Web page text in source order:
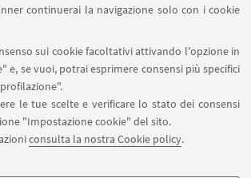
continuerai la navigazione solo con i cookie
sui cookie facoltativi attivando l'opzione in
e, se vuoi, potrai esprimere consensi più specifici
le tue scelte e verificare lo stato dei consensi
"Impostazione cookie" del sito.
consulta la nostra Cookie policy.
dei Bersaglieri, 4 - Bologna
0512094262